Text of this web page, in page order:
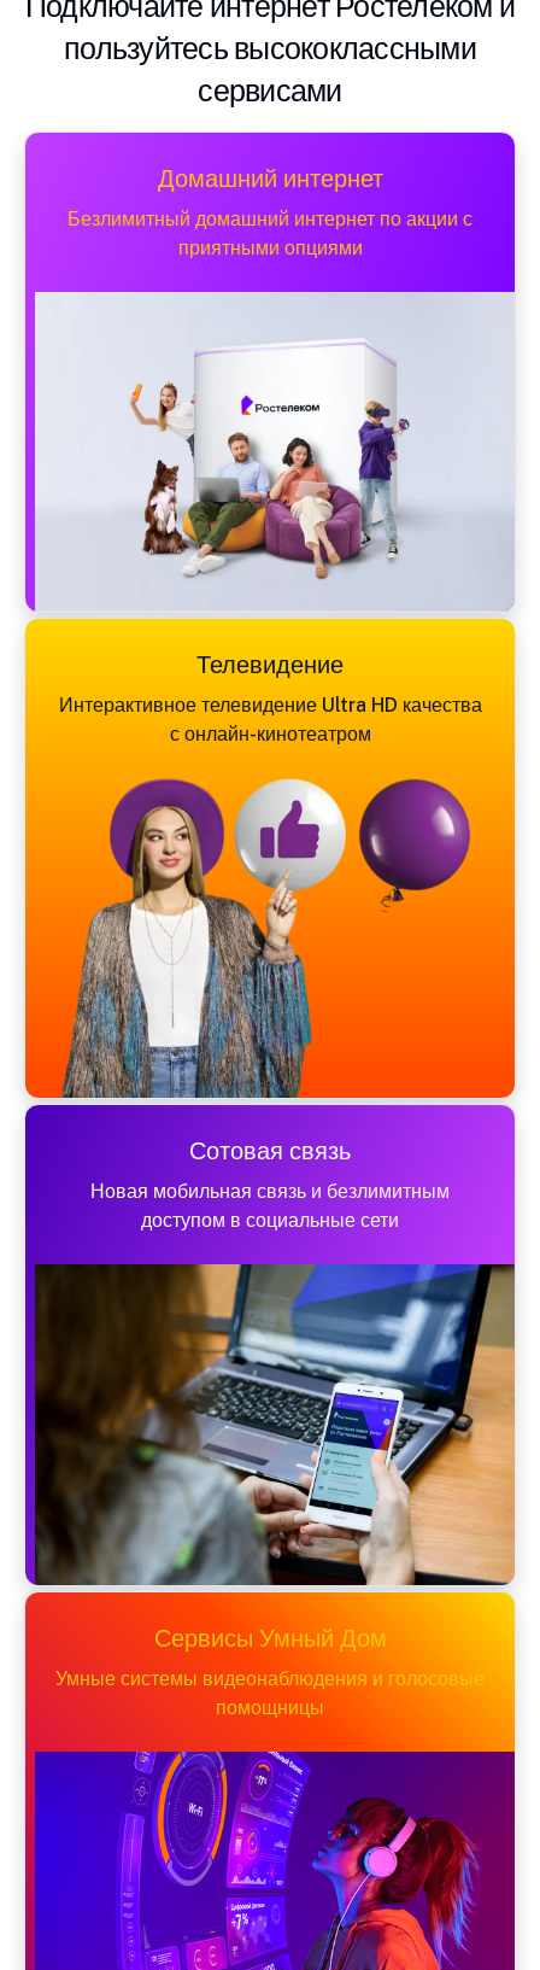
пользуйтесь высококлассными
сервисами
Домашний интернет
Безлимитный домашний интернет по акции с
приятными опциями
Телевидение
Интерактивное телевидение Ultra HD качества
с онлайн-кинотеатром
Сотовая связь
Новая мобильная связь и безлимитным
доступом в социальные сети
Сервисы Умный Дом
Умные системы видеонаблюдения и голосовые
помощницы